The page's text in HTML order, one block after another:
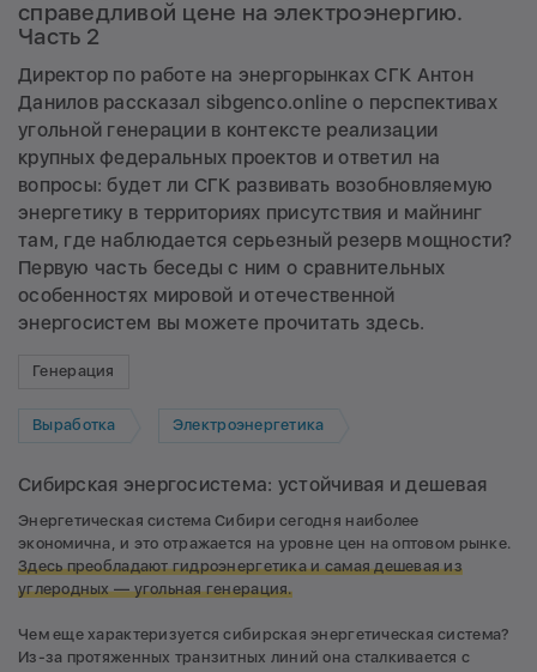
справедливой цене на электроэнергию.
Часть 2
Директор по работе на энергорынках СГК Антон
Даниловрассказал sibgenco.online о перспективах
угольной генерации в контексте реализации
крупных федеральных проектов и ответил на
вопросы: будет ли СГК развивать возобновляемую
энергетику в территориях присутствия и майнинг
там, где наблюдается серьезный резерв мощности?
Первую часть беседы с ним о сравнительных
особенностях мировой и отечественной
энергосистем вы можете прочитать здесь.
Генерация
Выработка Электроэнергетика
Сибирская энергосистема: устойчивая и дешевая
Энергетическая система Сибири сегодня наиболее
экономична, и это отражается на уровне цен на оптовом рынке.
Здесь преобладают гидроэнергетика и самая дешевая из
углеродных — угольная генерация.
Чем еще характеризуется сибирская энергетическая система?
Из-за протяженных транзитных линий она сталкивается с